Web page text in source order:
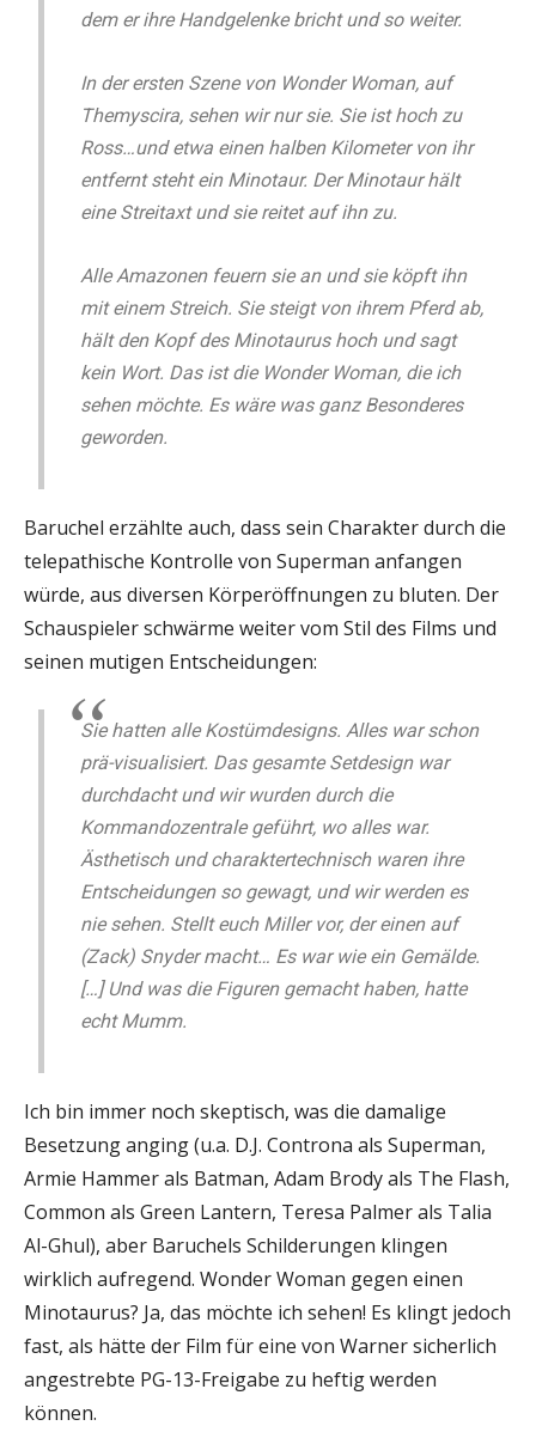
dem er ihre Handgelenke bricht und so weiter.
In der ersten Szene von Wonder Woman, auf
Themyscira, sehen wir nur sie. Sie ist hoch zu
Ross…und etwa einen halben Kilometer von ihr
entfernt steht ein Minotaur. Der Minotaur hält
eine Streitaxt und sie reitet auf ihn zu.
Alle Amazonen feuern sie an und sie köpft ihn
mit einem Streich. Sie steigt von ihrem Pferd ab,
hält den Kopf des Minotaurus hoch und sagt
kein Wort. Das ist die Wonder Woman, die ich
sehen möchte. Es wäre was ganz Besonderes
geworden.
Baruchel erzählte auch, dass sein Charakter durch die
telepathische Kontrolle von Superman anfangen
würde, aus diversen Körperöffnungen zu bluten. Der
Schauspieler schwärme weiter vom Stil des Films und
seinen mutigen Entscheidungen:
Sie hatten alle Kostümdesigns. Alles war schon
prä-visualisiert. Das gesamte Setdesign war
durchdacht und wir wurden durch die
Kommandozentrale geführt, wo alles war.
Ästhetisch und charaktertechnisch waren ihre
Entscheidungen so gewagt, und wir werden es
nie sehen. Stellt euch Miller vor, der einen auf
(Zack) Snyder macht… Es war wie ein Gemälde.
[…] Und was die Figuren gemacht haben, hatte
echt Mumm.
Ich bin immer noch skeptisch, was die damalige
Besetzung anging (u.a. D.J. Controna als Superman,
Armie Hammer als Batman, Adam Brody als The Flash,
Common als Green Lantern, Teresa Palmer als Talia
Al-Ghul), aber Baruchels Schilderungen klingen
wirklich aufregend. Wonder Woman gegen einen
Minotaurus? Ja, das möchte ich sehen! Es klingt jedoch
fast, als hätte der Film für eine von Warner sicherlich
angestrebte PG-13-Freigabe zu heftig werden
können.